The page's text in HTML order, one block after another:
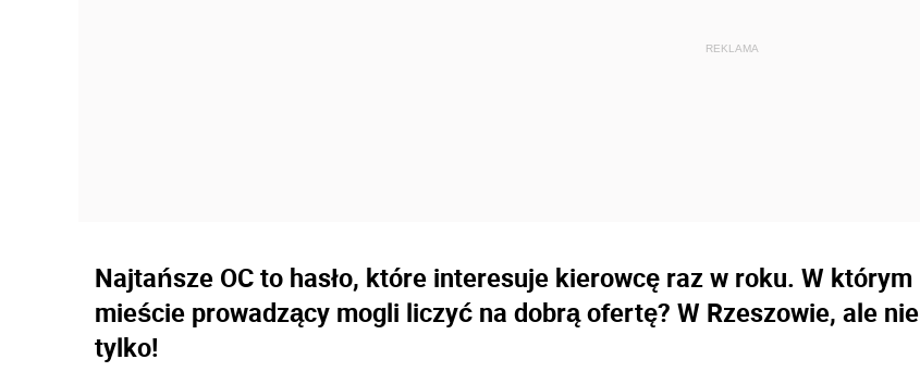
Najtańsze OC to hasło, które interesuje kierowcę raz w roku. W którym
mieście prowadzący mogli liczyć na dobrą ofertę? W Rzeszowie, ale nie
tylko!